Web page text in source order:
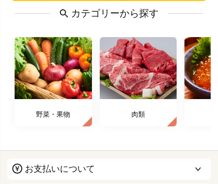
カテゴリーから探す
野菜・果物 肉類
お支払いについて